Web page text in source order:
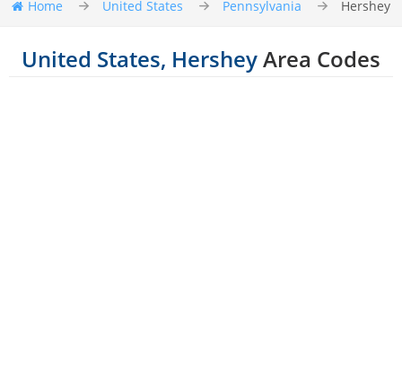
Home United States Pennsylvania Hershey
United States, HersheyArea Codes